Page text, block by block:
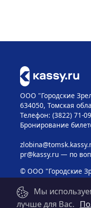
ООО "Городские
634050, Томская
Телефон: (3822) 71-
Бронирование
pr@kassy.ru— по
© ООО "Городские
Мы
лучше для Вас.